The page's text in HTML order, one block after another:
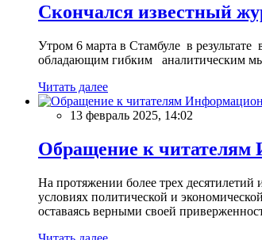
Скончался известный
Утром 6 марта в Стамбуле в
обладающим гибким аналитическим
Читать далее
13 февраль 2025, 14:02
Обращение к читателям
На протяжении более трех
условиях политической и
оставаясь верными своей